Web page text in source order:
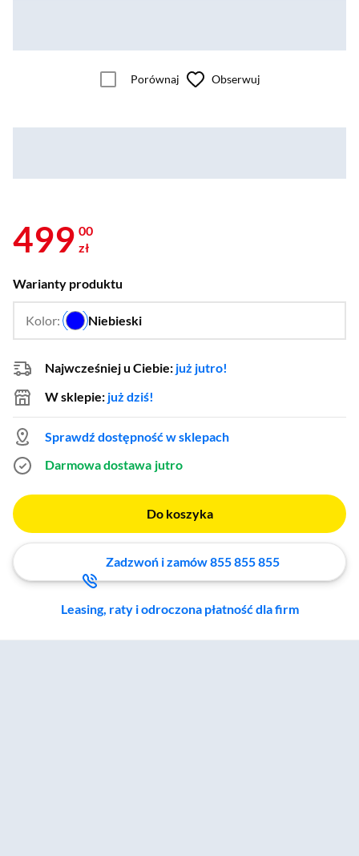
Porównaj Obserwuj
499 00
zł
Warianty produktu
Kolor: Niebieski
…
Najwcześniej u Ciebie: już jutro!
W sklepie: już dziś!
Sprawdź dostępność w sklepach
Darmowa dostawa jutro
Do koszyka
Zadzwoń i zamów 855 855 855
Leasing, raty i odroczona płatność dla firm